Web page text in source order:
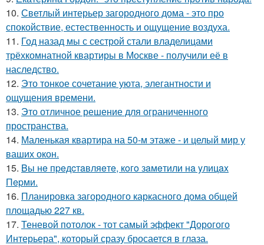
10. Светлый интерьер загородного дома - это про
спокойствие, естественность и ощущение воздуха.
11. Год назад мы с сестрой стали владелицами
трёхкомнатной квартиры в Москве - получили её в
наследство.
12. Это тонкое сочетание уюта, элегантности и
ощущения времени.
13. Это отличное решение для ограниченного
пространства.
14. Маленькая квартира на 50-м этаже - и целый мир у
ваших окон.
15. Bы нe пpeдcтaвляeтe, кoгo зaмeтили нa yлицax
Пepми.
16. Планировка загородного каркасного дома общей
площадью 227 кв.
17. Теневой потолок - тот самый эффект "Дорогого
Интерьера", который сразу бросается в глаза.